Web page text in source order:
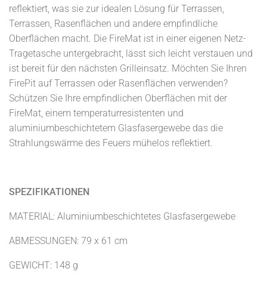
reflektiert, was sie zur idealen Lösung für Terrassen,
Terrassen, Rasenflächen und andere empfindliche
Oberflächen macht. Die FireMat ist in einer eigenen Netz-
Tragetasche untergebracht, lässt sich leicht verstauen und
ist bereit für den nächsten Grilleinsatz. Möchten Sie Ihren
FirePit auf Terrassen oder Rasenflächen verwenden?
Schützen Sie Ihre empfindlichen Oberflächen mit der
FireMat, einem temperaturresistenten und
aluminiumbeschichtetem Glasfasergewebe das die
Strahlungswärme des Feuers mühelos reflektiert.
SPEZIFIKATIONEN
MATERIAL: Aluminiumbeschichtetes Glasfasergewebe
ABMESSUNGEN: 79 x 61 cm
GEWICHT: 148 g